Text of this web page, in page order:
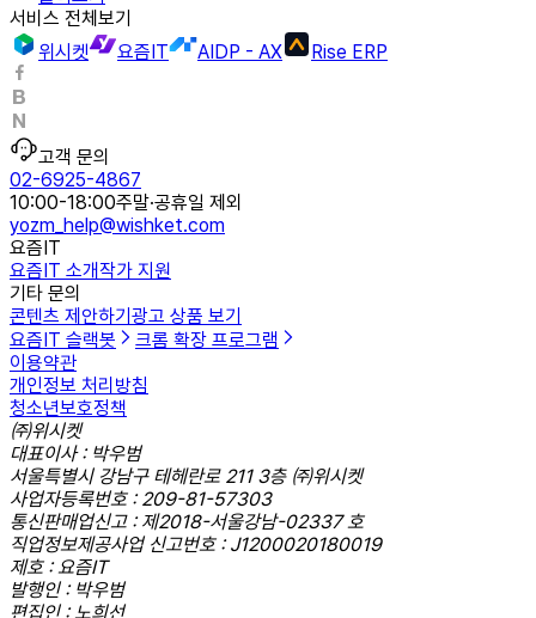
서비스 전체보기
위시켓
요즘IT AIDP - AX Rise ERP
고객 문의
02-6925-4867
10:00-18:00주말·공휴일 제외
yozm_help@wishket.com
요즘IT
요즘IT 소개작가 지원
기타 문의
콘텐츠 제안하기 광고 상품 보기
요즘IT 슬랙봇
크롬 확장 프로그램
이용약관
개인정보 처리방침
청소년보호정책
㈜위시켓
대표이사 : 박우범
서울특별시 강남구 테헤란로 211 3층 ㈜위시켓
사업자등록번호 : 209-81-57303
통신판매업신고 : 제2018-서울강남-02337 호
직업정보제공사업 신고번호 : J1200020180019
제호 : 요즘IT
발행인 : 박우범
편집인 : 노희선